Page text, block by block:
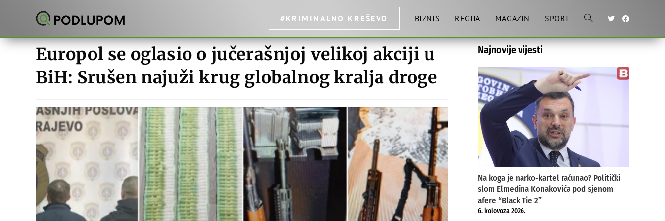
#KRIMINALNO KREŠEVO BIZNIS REGIJA MAGAZIN SPORT Toggle
Europol se oglasio o jučerašnjoj velikoj akciji u
BiH: Srušen najuži krug globalnog kralja droge
Najnovije vijesti
Na koga je narko-kartel računao? Politički
slom Elmedina Konakovića pod sjenom
afere “Black Tie 2”
6. kolovoza 2026.